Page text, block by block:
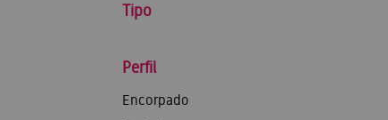
Tipo
Perfil
Encorpado